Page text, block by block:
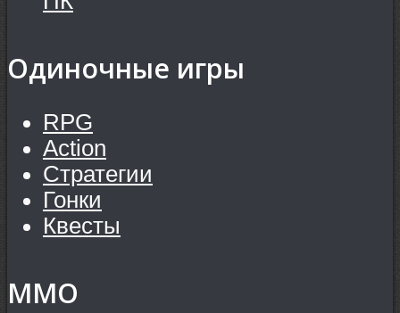
Одиночные игры
RPG
Action
Стратегии
Гонки
Квесты
MMO